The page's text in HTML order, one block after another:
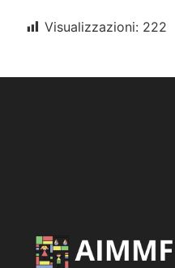
Visualizzazioni: 222